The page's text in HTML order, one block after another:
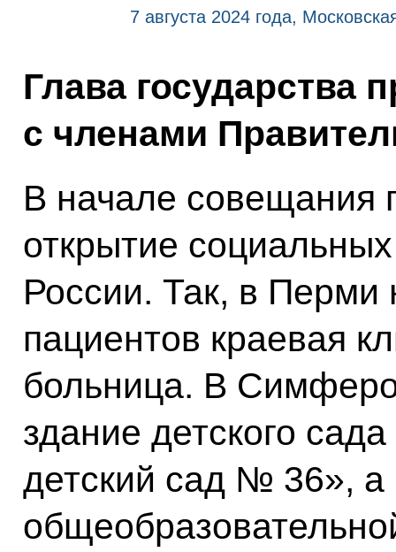
7 августа 2024 года,
Глава государства
с членами
В начале совещания
открытие
России. Так, в Перми
пациентов краевая
больница. В
здание детского
детский сад № 36»,